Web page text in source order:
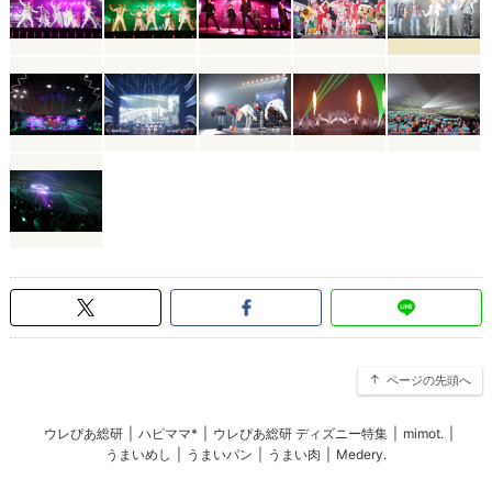
ページの先頭へ
ウレぴあ総研 ハピママ* ウレぴあ総研 ディズニー特集 mimot.
うまいめし
うまいパン うまい肉 Medery.